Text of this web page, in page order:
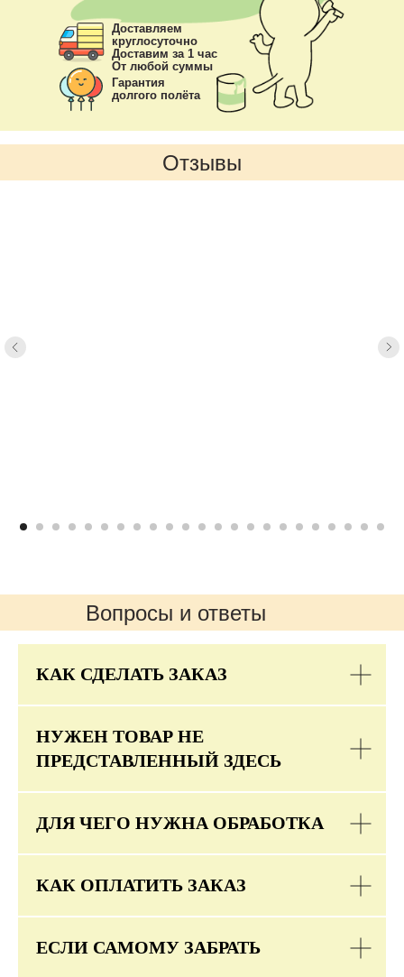
Доставляем
круглосуточно
Доставим за 1 час
От любой суммы
Гарантия
долгого полёта
Отзывы
Вопросы и ответы
КАК СДЕЛАТЬ ЗАКАЗ
НУЖЕН ТОВАР НЕ
ПРЕДСТАВЛЕННЫЙ ЗДЕСЬ
ДЛЯ ЧЕГО НУЖНА ОБРАБОТКА
КАК ОПЛАТИТЬ ЗАКАЗ
ЕСЛИ САМОМУ ЗАБРАТЬ